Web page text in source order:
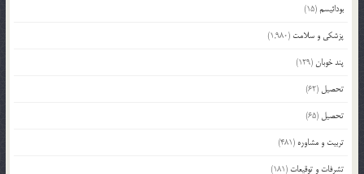
بودائیسم(15)
پزشکی و سلامت (1,980)
پند خوبان(129)
تحصیل (62)
تحصیل (65)
تربیت و مشاوره (481)
تشرفات و توقیعات (181)